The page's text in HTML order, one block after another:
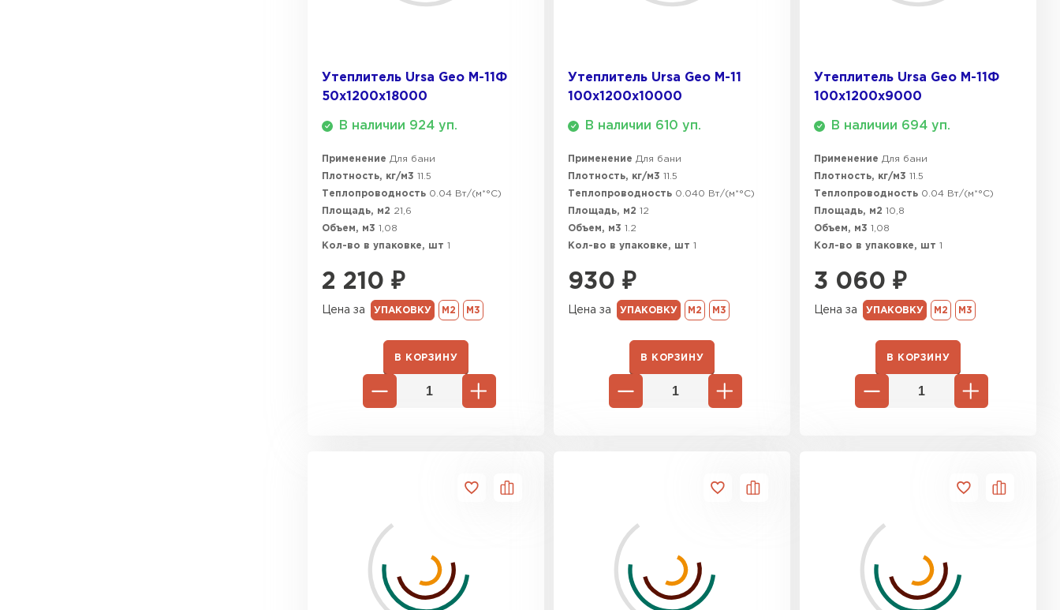
Утеплитель Ursa Geo М-11Ф
50х1200х18000
В наличии 924 уп.
Применение Для бани
Плотность, кг/м3 11.5
Теплопроводность 0.04 Вт/(м*°C)
Площадь, м2 21,6
Объем, м3 1,08
Кол-во в упаковке, шт 1
2 210 ₽
Цена за УПАКОВКУ М2 М3
В КОРЗИНУ
Утеплитель Ursa Geo М-11
100х1200х10000
В наличии 610 уп.
Применение Для бани
Плотность, кг/м3 11.5
Теплопроводность 0.040 Вт/(м*°C)
Площадь, м2 12
Объем, м3 1.2
Кол-во в упаковке, шт 1
930 ₽
Цена за УПАКОВКУ М2 М3
В КОРЗИНУ
Утеплитель Ursa Geo М-11Ф
100х1200х9000
В наличии 694 уп.
Применение Для бани
Плотность, кг/м3 11.5
Теплопроводность 0.04 Вт/(м*°C)
Площадь, м2 10,8
Объем, м3 1,08
Кол-во в упаковке, шт 1
3 060 ₽
Цена за УПАКОВКУ М2 М3
В КОРЗИНУ
Утеплитель Isoroc
Утеплитель Paroc
Утеплитель Rockwool
ПЕРЕЙТИ
Утеплитель Ursa
Гипсокартон
Сэндвич-панели